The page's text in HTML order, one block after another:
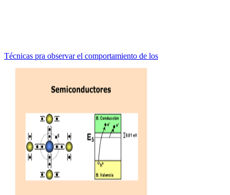
Técnicas pra observar el comportamiento de los